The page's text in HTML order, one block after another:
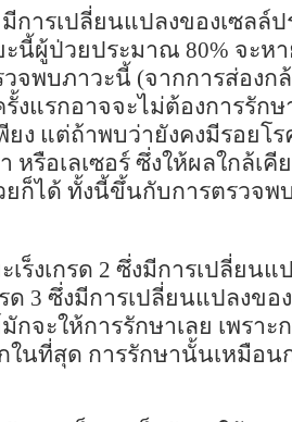
การเปลี่ยนแปลงของเซลล์
ะนี้ผู้ป่วยประมาณ 80% จะห
วจพบภาวะนี้ (จากการส่อง
งแรกอาจจะไม่ต้องการรักษ
ยง แต่ถ้าพบว่ายังคงมีรอยโ
หรือเลเซอร์ ซึ่งให้ผลใกล้เ
ยก็ได้ ทั้งนี้ขึ้นกับการตรวจ
ร็งเกรด 2 ซึ่งมีการเปลี่ยน
ด 3 ซึ่งมีการเปลี่ยนแปลงข
จะให้การรักษาเลย เพรา
ในที่สุด การรักษานั้นเหมือน